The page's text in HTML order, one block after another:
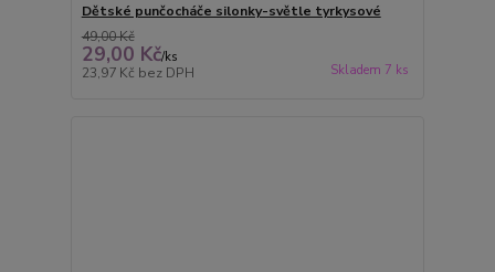
Dětské punčocháče silonky-světle tyrkysové
49,00 Kč
29,00 Kč/ks
23,97 Kč bez DPH Skladem 7 ks